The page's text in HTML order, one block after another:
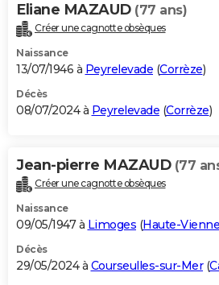
Eliane MAZAUD (77 ans)
Créer une cagnotte obsèques
Naissance
13/07/1946 à Peyrelevade (Corrèze)
Décès
08/07/2024 à Peyrelevade (Corrèze)
Jean-pierre MAZAUD (77
Créer une cagnotte obsèques
Naissance
09/05/1947 à Limoges (Haute-Vienne
Décès
29/05/2024 à Courseulles-sur-Mer(